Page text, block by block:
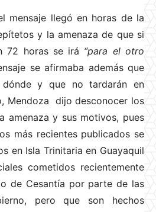
mensaje llegó en horas de la
y la amenaza de que si
72 horas se irá “para el otro
se afirmaba además que
y que no tardarán en
Mendoza dijo desconocer los
amenaza y sus motivos, pues
más recientes publicados se
en Isla Trinitaria en Guayaquil
cometidos recientemente
de Cesantía por parte de las
pero que son hechos